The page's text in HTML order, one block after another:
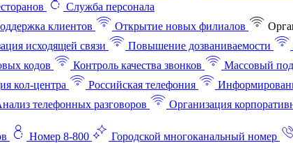
Служба персонала
клиентов Открытие новых филиалов
исходящей связи Повышение дозваниваемости
кодов Контроль качества звонков Массовый
кол-центра Российская телефония
телефонных разговоров Организация
Номер 8-800 Городской многоканальный номер